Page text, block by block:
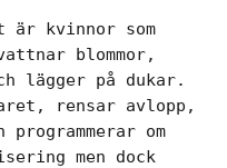
är kvinnor som
blommor,
lägger på dukar.
rensar avlopp,
om
men dock